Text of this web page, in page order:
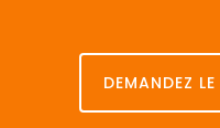
DEMANDEZ